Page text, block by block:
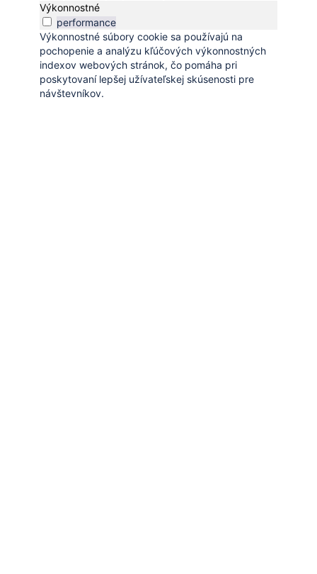
Výkonnostné
performance
Výkonnostné súbory cookie sa používajú na
pochopenie a analýzu kľúčových výkonnostných
indexov webových stránok, čo pomáha pri
poskytovaní lepšej užívateľskej skúsenosti pre
návštevníkov.